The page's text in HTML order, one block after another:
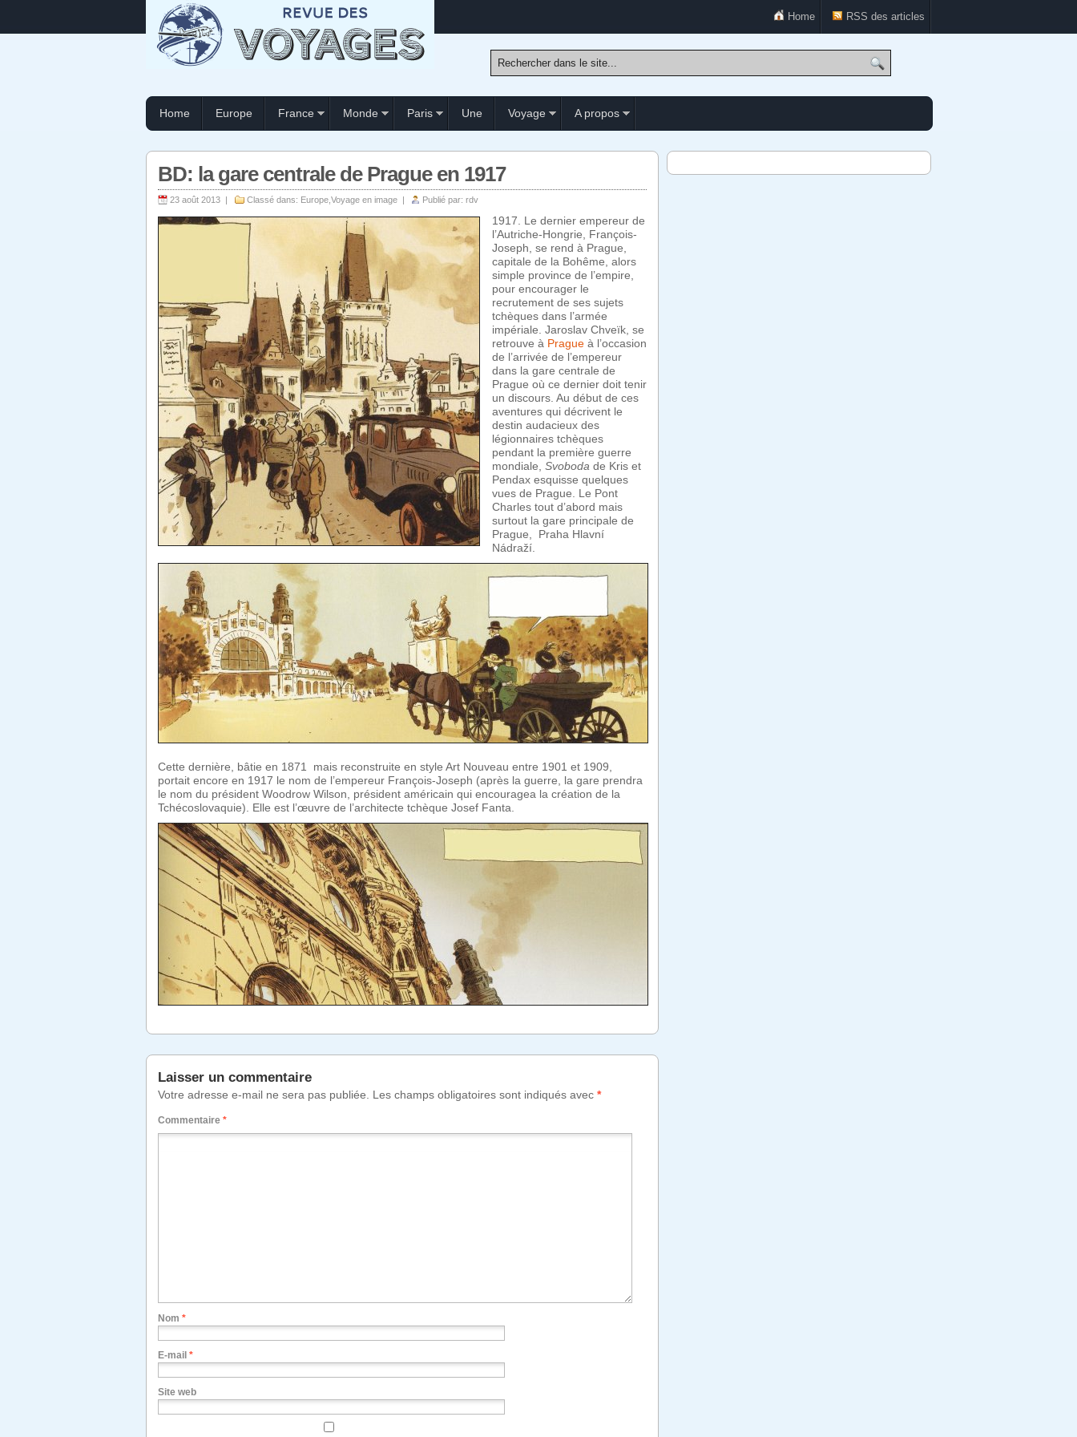
Home RSS des articles
Home Europe France Monde Paris Une Voyage A propos
BD: la gare centrale de Prague en 1917
23 août 2013 | Classé dans: Europe Voyage en image | Publié par: rdv
1917. Le dernier empereur de
l’Autriche-Hongrie, François-
Joseph, se rend à Prague,
capitale de la Bohême, alors
simple province de l’empire,
pour encourager le
recrutement de ses sujets
tchèques dans l’armée
impériale. Jaroslav Chveïk, se
retrouve à Prague à l’occasion
de l’arrivée de l’empereur
dans la gare centrale de
Prague où ce dernier doit tenir
un discours. Au début de ces
aventures qui décrivent le
destin audacieux des
légionnaires tchèques
pendant la première guerre
mondiale, Svoboda de Kris et
Pendax esquisse quelques
vues de Prague. Le Pont
Charles tout d’abord mais
surtout la gare principale de
Prague, Praha Hlavní
Nádraží.
Cette dernière, bâtie en 1871 mais reconstruite en style Art Nouveau entre 1901 et 1909,
portait encore en 1917 le nom de l’empereur François-Joseph (après la guerre, la gare prendra
le nom du président Woodrow Wilson, président américain qui encouragea la création de la
Tchécoslovaquie). Elle est l’œuvre de l’architecte tchèque Josef Fanta.
Laisser un commentaire
Votre adresse e-mail ne sera pas publiée. Les champs obligatoires sont indiqués avec *
Commentaire *
Nom *
E-mail *
Site web